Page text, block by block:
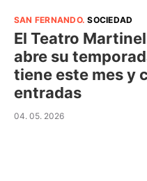
SAN FERNANDO.SOCIEDAD
El Teatro
abre su
tiene este mes y
entradas
04. 05. 2026